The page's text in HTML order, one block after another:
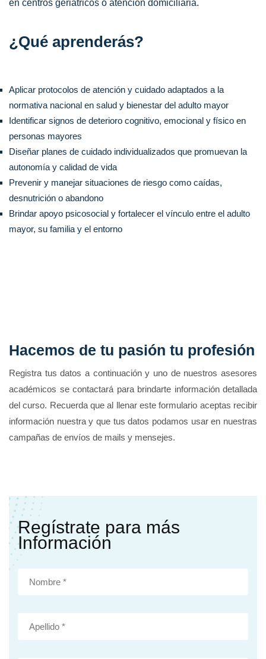
en centros geriátricos o atención domiciliaria.
¿Qué aprenderás?
Aplicar protocolos de atención y cuidado adaptados a la
normativa nacional en salud y bienestar del adulto mayor
Identificar signos de deterioro cognitivo, emocional y físico en
personas mayores
Diseñar planes de cuidado individualizados que promuevan la
autonomía y calidad de vida
Prevenir y manejar situaciones de riesgo como caídas,
desnutrición o abandono
Brindar apoyo psicosocial y fortalecer el vínculo entre el adulto
mayor, su familia y el entorno
Hacemos de tu pasión tu profesión
Registra tus datos a continuación y uno de nuestros asesores
académicos se contactará para brindarte información detallada
del curso. Recuerda que al llenar este formulario aceptas recibir
información nuestra y que tus datos podamos usar en nuestras
campañas de envíos de mails y mensejes.
Regístrate para más
Información